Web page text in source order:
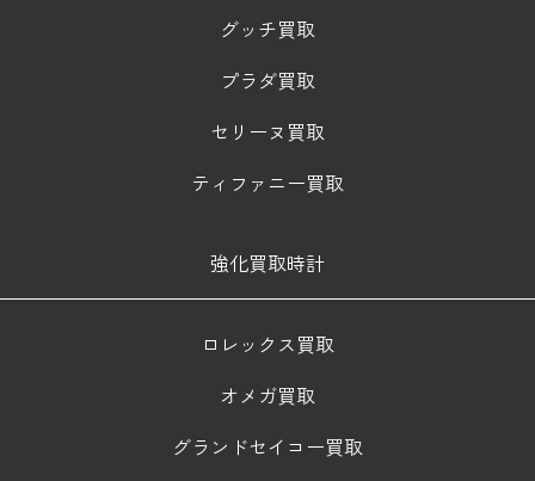
グッチ買取
プラダ買取
セリーヌ買取
ティファニー買取
強化買取時計
ロレックス買取
オメガ買取
グランドセイコー買取